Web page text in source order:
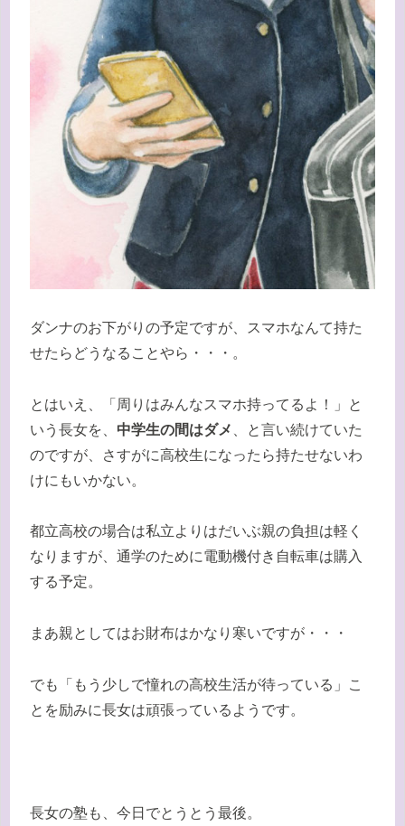
ダンナのお下がりの予定ですが、スマホなんて持た
せたらどうなることやら・・・。
とはいえ、「周りはみんなスマホ持ってるよ！」と
いう長女を、 中学生の間はダメ
、と言い続けていた
のですが、さすがに高校生になったら持たせないわ
けにもいかない。
都立高校の場合は私立よりはだいぶ親の負担は軽く
なりますが、通学のために電動機付き自転車は購入
する予定。
まあ親としてはお財布はかなり寒いですが・・・
でも「もう少しで憧れの高校生活が待っている」こ
とを励みに長女は頑張っているようです。
長女の塾も、今日でとうとう最後。